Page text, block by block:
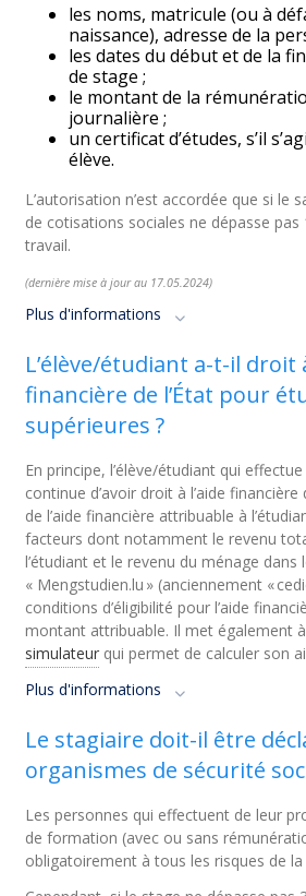
les noms, matricule (ou à
naissance), adresse de la
les dates du début et de la
de stage ;
le montant de la
journalière ;
un certificat d’études, s’il
élève.
L’autorisation n’est accordée que si le
de cotisations sociales ne dépasse pas
travail.
(dernière mise à jour au 17.05.2024)
Plus d'informations
L’élève/étudiant a-t-il droit
financière de l’État pour
supérieures ?
En principe, l’élève/étudiant qui
continue d’avoir droit à l’aide
de l’aide financière attribuable à
facteurs dont notamment le revenu
l’étudiant et le revenu du ménage dans
« Mengstudien.lu » (anciennement «
conditions d’éligibilité pour l’aide
montant attribuable. Il met également
simulateur qui permet de calculer son
Plus d'informations
Le stagiaire doit-il être
organismes de sécurité
Les personnes qui effectuent de leur
de formation (avec ou sans
obligatoirement à tous les risques de